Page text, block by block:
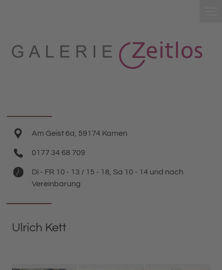
Am Geist 6a, 59174 Kamen
0177 34 68 709
Di - FR 10 - 13 / 15 - 18, Sa 10 - 14 und nach
Vereinbarung
Ulrich Kett